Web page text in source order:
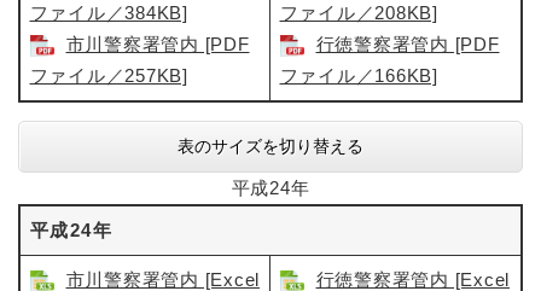
ファイル／384KB]
市川警察署管内​ [PDF
ファイル／257KB]
ファイル／208KB]
行徳警察署管内 [PDF
ファイル／166KB]
表のサイズを切り替える
平成24年
平成24年
市川警察署管内 [Excel
行徳警察署管内 [Excel